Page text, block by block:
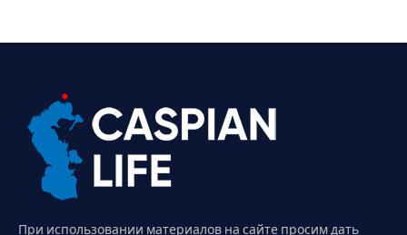
При использовании материалов на сайте просим дать